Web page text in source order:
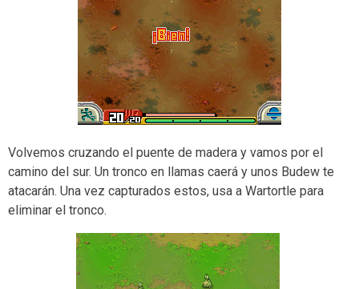
Volvemos cruzando el puente de madera y vamos por el
camino del sur. Un tronco en llamas caerá y unos Budew te
atacarán. Una vez capturados estos, usa a Wartortle para
eliminar el tronco.